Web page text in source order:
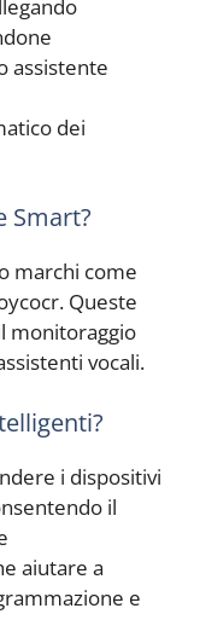
assistente
dei
Smart?
marchi come
Queste
monitoraggio
vocali.
i dispositivi
il
aiutare a
e